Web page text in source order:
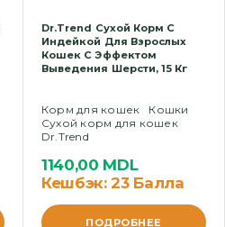
Dr.Trend Сухой Корм С
Индейкой Для Взрослых
Кошек С Эффектом
Выведения Шерсти, 15 Кг
Корм для кошек
Кошки
Сухой корм для кошек
Dr.Trend
1140,00 MDL
Кешбэк:23 Балла
ПОДРОБНЕЕ